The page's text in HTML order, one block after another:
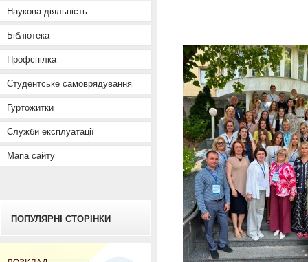
Наукова діяльність
Бібліотека
Профспілка
Студентське самоврядування
Гуртожитки
Служби експлуатації
Мапа сайту
ПОПУЛЯРНІ СТОРІНКИ